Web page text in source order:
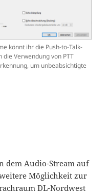
könnt ihr die Push-to-Talk-
die Verwendung von PTT
um unbeabsichtigte
dem Audio-Stream auf
Möglichkeit zur
DL-Nordwest